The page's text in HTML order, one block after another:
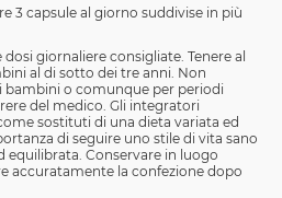
3 capsule al giorno suddivise in più
giornaliere consigliate. Tenere al
al di sotto dei tre anni. Non
bambini o comunque per periodi
del medico. Gli integratori
sostituti di una dieta variata ed
di seguire uno stile di vita sano
equilibrata. Conservare in luogo
accuratamente la confezione dopo